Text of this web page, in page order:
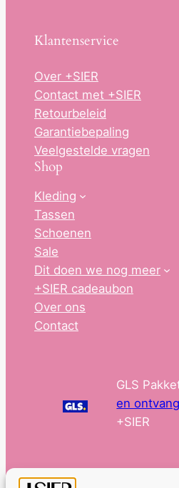
Klantenservice
Over +SIER
Contact met +SIER
Retourbeleid
Garantiebepaling
Veelgestelde vragen
Shop
Kleding
Tassen
Schoenen
Sale
Dit doen we nog meer
+SIER cadeaubon
Over ons
Contact
GLS
en
+SIER